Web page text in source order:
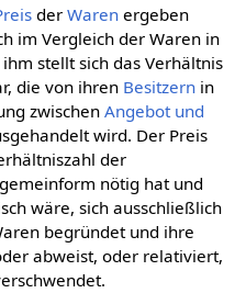
der Warenergeben
im Vergleich der Waren in
stellt sich das Verhältnis
die von ihren Besitzernin
zwischen Angebot und
wird. Der Preis
der
nötig hat und
wäre, sich ausschließlich
begründet und ihre
abweist, oder relativiert,